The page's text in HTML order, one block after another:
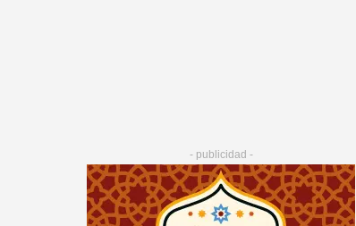
- publicidad -